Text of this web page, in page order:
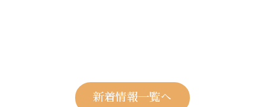
新着情報一覧へ